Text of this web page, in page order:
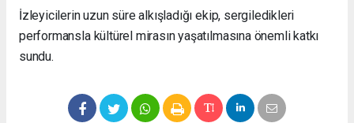
İzleyicilerin uzun süre alkışladığı ekip, sergiledikleri
performansla kültürel mirasın yaşatılmasına önemli katkı
sundu.